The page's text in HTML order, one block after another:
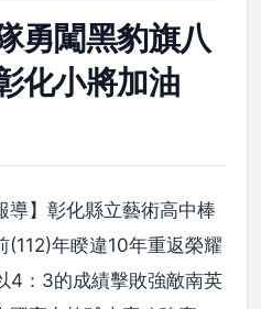
勇闖黑豹旗八
化小將加油
導】彰化縣立藝術高中棒
(112)年睽違10年重返榮耀
4：3的成績擊敗強敵南英